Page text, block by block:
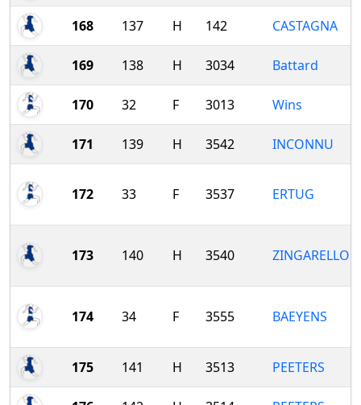
168 137 H 142 CASTAGNA
169 138 H 3034 Battard
170 32 F 3013 Wins
171 139 H 3542 INCONNU
172 33 F 3537 ERTUG
173 140 H 3540 ZINGARELLO
174 34 F 3555 BAEYENS
175 141 H 3513 PEETERS